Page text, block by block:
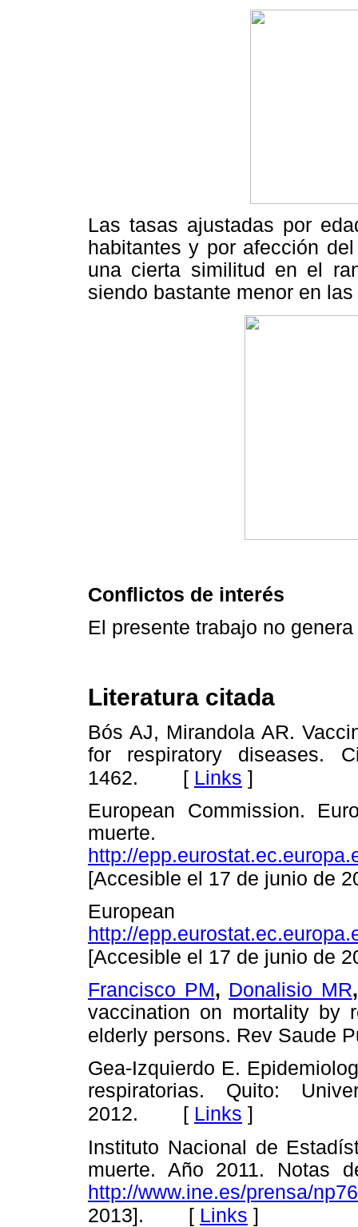
Las tasas ajustadas por
habitantes y por afección
una cierta similitud en el
siendo bastante menor en
Conflictos de interés
El presente trabajo no
Literatura citada
Bós AJ, Mirandola AR.
for respiratory diseases.
1462. [ Links ]
European Commission.
muerte.
http://
[Accesible el 17 de junio de
European
http://
[Accesible el 17 de junio de
Francisco PM, Donalisio MR
vaccination on mortality by
elderly persons. Rev Saude
Gea-Izquierdo E.
respiratorias. Quito:
2012. [ Links ]
Instituto Nacional de
muerte. Año 2011. Notas
http://www.ine.es/prensa/
2013]. [ Links ]